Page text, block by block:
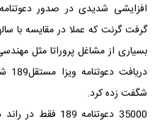
افزایشی شدیدی در صدور
گرفت گرنت که عملا در مقایسه با
شگفت زده کرد.